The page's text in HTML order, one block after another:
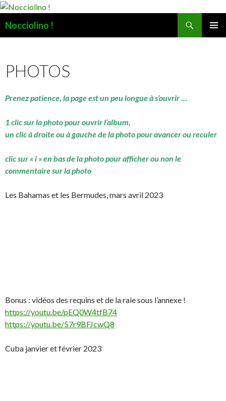
Nocciolino !
PHOTOS
Prenez patience, la page est un peu longue à s’ouvrir …
1 clic sur la photo pour ouvrir l’album,
un clic à droite ou à gauche de la photo pour avancer ou reculer
clic sur « i » en bas de la photo pour afficher ou non le
commentaire sur la photo
Les Bahamas et les Bermudes, mars avril 2023
Bonus : vidéos des requins et de la raie sous l’annexe !
https://youtu.be/pEQ0W4tfB74
https://youtu.be/57r9BFJcwQ8
Cuba janvier et février 2023